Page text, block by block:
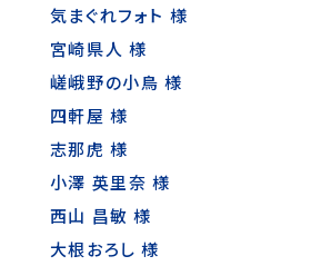
気まぐれフォト 様
宮崎県人 様
嵯峨野の小鳥 様
四軒屋 様
志那虎 様
小澤 英里奈 様
西山 昌敏 様
大根おろし 様